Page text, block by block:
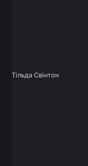
Тільда Свінтон